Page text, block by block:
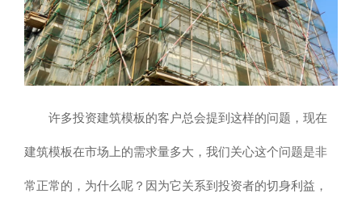
许多投资建筑模板的客户总会提到这样的问题，现在
建筑模板在市场上的需求量多大，我们关心这个问题是非
常正常的，为什么呢？因为它关系到投资者的切身利益，